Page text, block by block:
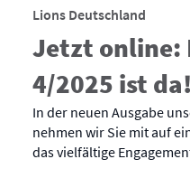
Lions Deutschland
Jetzt online:
4/2025 ist da!
In der neuen Ausgabe
nehmen wir Sie mit auf
das vielfältige